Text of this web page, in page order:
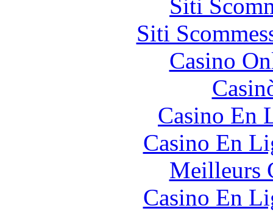
Siti
Siti
Casino
Casino En
Casino En
Meilleurs
Casino En